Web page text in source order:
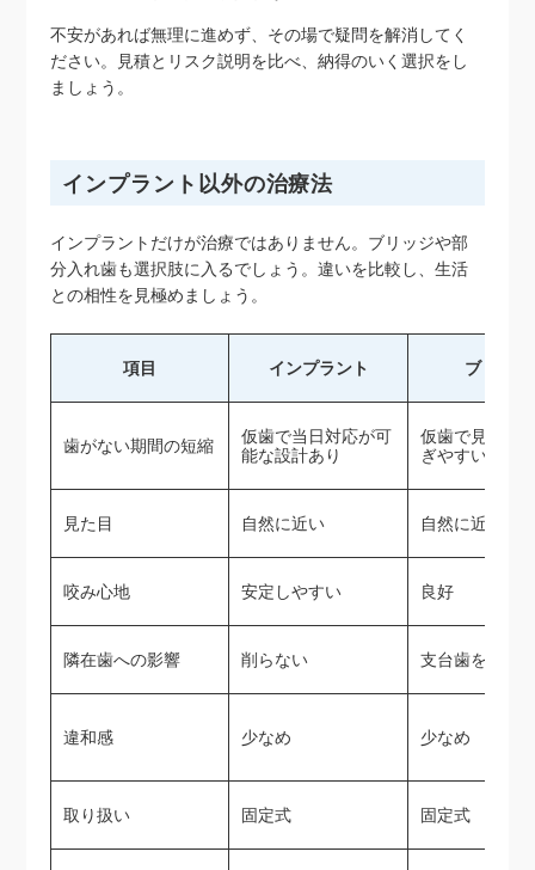
不安があれば無理に進めず、その場で疑問を解消してく
ださい。見積とリスク説明を比べ、納得のいく選択をし
ましょう。
インプラント以外の治療法
インプラントだけが治療ではありません。ブリッジや部
分入れ歯も選択肢に入るでしょう。違いを比較し、生活
との相性を見極めましょう。
項目 インプラント ブリッジ
歯がない期間の短縮
仮歯で当日対応が可
能な設計あり
仮歯で見た目
ぎやすい
見た目 自然に近い 自然に近い
咬み心地 安定しやすい 良好
隣在歯への影響 削らない 支台歯を削る
違和感 少なめ 少なめ
取り扱い 固定式 固定式